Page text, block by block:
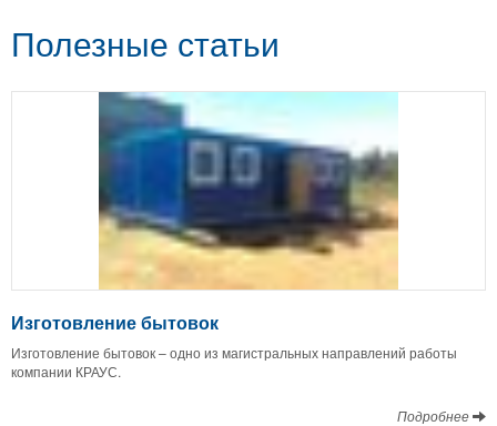
Полезные статьи
Изготовление бытовок
Изготовление бытовок – одно из магистральных направлений работы
компании КРАУС.
Подробнее